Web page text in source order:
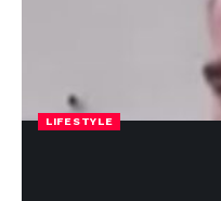
LIFESTYLE